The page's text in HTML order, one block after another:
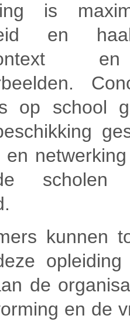
is
en
op school
en
scholen
kunnen
de
en de